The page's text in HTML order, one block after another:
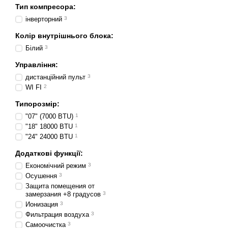
Тип компресора:
інверторний 3
Колір внутрішнього блока:
Білий 3
Управління:
дистанційний пульт 3
WI FI 2
Типорозмір:
"07" (7000 BTU) 1
"18" 18000 BTU 1
"24" 24000 BTU 1
Додаткові функції:
Економічний режим 3
Осушення 3
Защита помещения от
замерзания +8 градусов 3
Ионизация 3
Фильтрация воздуха 3
Самоочистка 3